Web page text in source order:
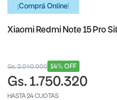
¡Comprá Online!
Xiaomi Redmi Note 15 Pro
14% OFF
Gs. 2.040.000
Gs. 1.750.320
HASTA 24 CUOTAS